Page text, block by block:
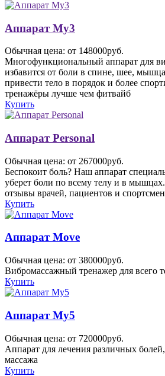
Аппарат My3
Обычная цена: от 148000руб.
Многофункциональный аппарат для
избавится от боли в спине, шее,
привести тело в порядок и более
тренажёры лучше чем фитвайб
Купить
Аппарат Personal
Обычная цена: от 267000руб.
Беспокоит боль? Наш аппарат
уберет боли по всему телу и в
отзывы врачей, пациентов и
Купить
Аппарат Move
Обычная цена: от 380000руб.
Вибромассажный тренажер для всего
Купить
Аппарат My5
Обычная цена: от 720000руб.
Аппарат для лечения различных
массажа
Купить